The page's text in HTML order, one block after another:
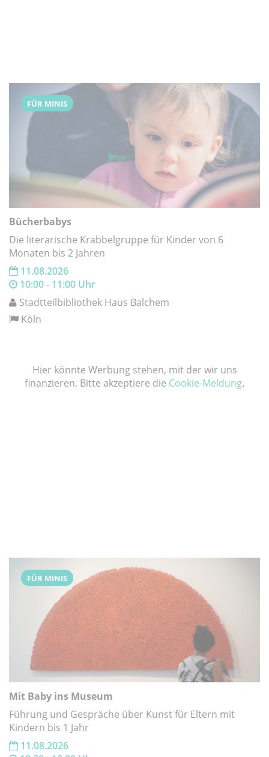
FÜR MINIS
Bücherbabys
Die literarische Krabbelgruppe für Kinder von 6
Monaten bis 2 Jahren
11.08.2026
10:00 - 11:00 Uhr
Stadtteilbibliothek Haus Balchem
Köln
Hier könnte Werbung stehen, mit der wir uns
finanzieren. Bitte akzeptiere die Cookie-Meldung.
FÜR MINIS
Mit Baby ins Museum
Führung und Gespräche über Kunst für Eltern mit
Kindern bis 1 Jahr
11.08.2026